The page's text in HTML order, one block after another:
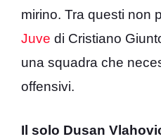
mirino. Tra questi non
Juve di Cristiano
una squadra che
offensivi.
Il solo Dusan